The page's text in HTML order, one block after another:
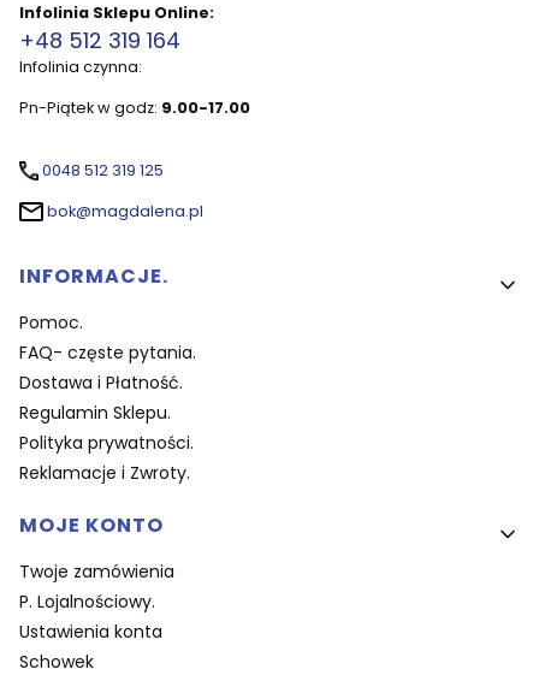
Infolinia Sklepu Online:
+48 512 319 164
Infolinia czynna:
Pn-Piątek w godz: 9.00-17.00
0048 512 319 125
bok@magdalena.pl
Linki w stopce
INFORMACJE.
Pomoc.
FAQ- częste pytania.
Dostawa i Płatność.
Regulamin Sklepu.
Polityka prywatności.
Reklamacje i Zwroty.
MOJE KONTO
Twoje zamówienia
P. Lojalnościowy.
Ustawienia konta
Schowek